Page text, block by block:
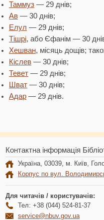
Таммуз — 29 днів;
Ав — 30 днів;
Елул — 29 днів;
Тішрі, або Єфанім — 30
Хешван, місяць дощів;
Кіслев — 30 днів;
Тевет — 29 днів;
Шват — 30 днів;
Адар — 29 днів.
Контактна інформація
Україна, 03039, м. Київ,
Корпус по вул.
Для читачів / користувачів:
Тел: +38 (044) 524-81-37
service@nbuv.gov.ua